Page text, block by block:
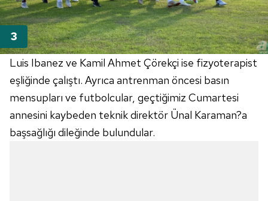
Luis Ibanez ve Kamil Ahmet Çörekçi ise fizyoterapist
eşliğinde çalıştı. Ayrıca antrenman öncesi basın
mensupları ve futbolcular, geçtiğimiz Cumartesi
annesini kaybeden teknik direktör Ünal Karaman?a
başsağlığı dileğinde bulundular.